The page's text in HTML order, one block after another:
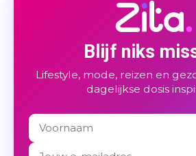
Blijf niks
Lifestyle, mode, reizen en
dagelijkse dosis